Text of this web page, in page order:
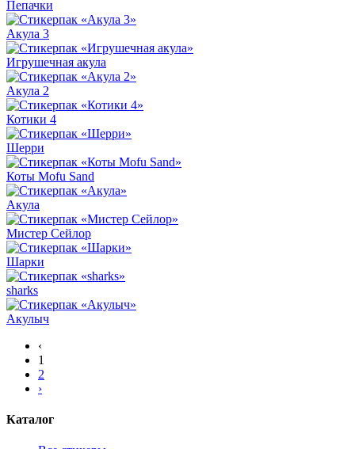
Пепачки
Акула 3
Игрушечная акула
Акула 2
Котики 4
Шерри
Коты Mofu Sand
Акула
Мистер Сейлор
Шарки
sharks
Акулыч
‹
1
2
›
Каталог